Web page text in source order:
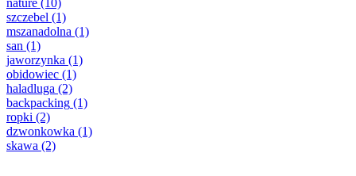
nature (10)
szczebel (1)
mszanadolna (1)
san (1)
jaworzynka (1)
obidowiec (1)
haladluga (2)
backpacking (1)
ropki (2)
dzwonkowka (1)
skawa (2)